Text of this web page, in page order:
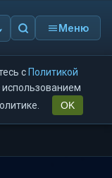
Меню
с Политикой
OK